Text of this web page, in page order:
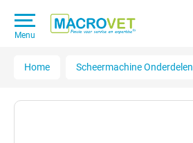
Menu
Home Scheermachine Onderdelen